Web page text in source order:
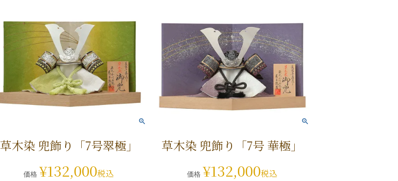
草木染 兜飾り「7号翠極」
価格 ¥132,000税込
草木染 兜飾り「7号 華極」
価格 ¥132,000税込